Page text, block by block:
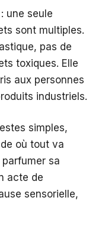
une seule
sont multiples.
pas de
toxiques. Elle
aux personnes
industriels.
simples,
où tout va
sa
acte de
sensorielle,